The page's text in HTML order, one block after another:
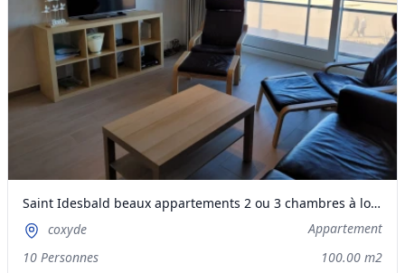
Saint Idesbald beaux appartements 2 ou 3 chambres à louer vue sur mer, digue et parking privé
coxyde
Appartement
10 Personnes
100.00 m2